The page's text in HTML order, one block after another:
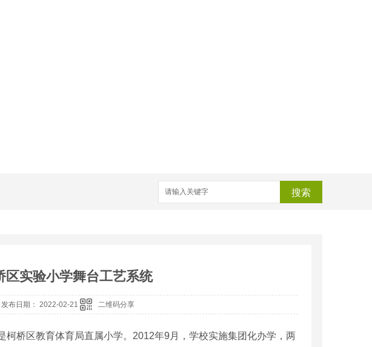
搜索
区实验小学舞台工艺系统
布日期： 2022-02-21 二维码分享
桥区教育体育局直属小学。 2012年9 月，学校实施集团化办学，两